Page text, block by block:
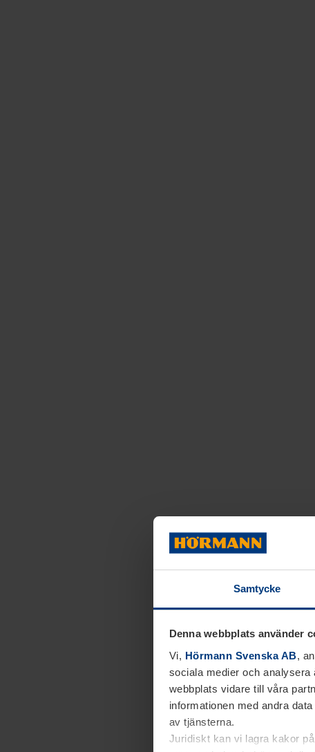
Samtycke
Denna webbplats använder
Vi, Hörmann Svenska AB,
sociala medier och
webbplats vidare till våra
informationen med andra
av tjänsterna.
Juridiskt kan vi lagra kakor